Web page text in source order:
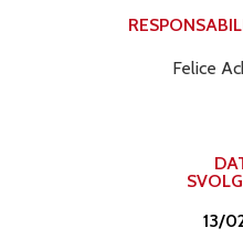
Felice
13/